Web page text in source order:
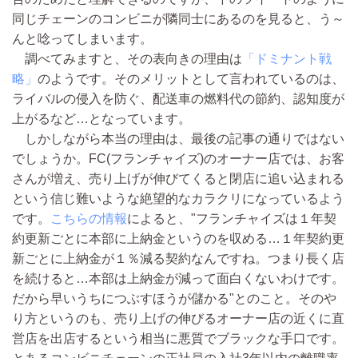
同じチェーンのコンビニが隣同士にあるのを見ると、う～
んと唸ってしまいます。
調べてみますと、その表向きの理由は 「ドミナント戦
略」 のようです。そのメリットとして言われているのは、
ライバルの侵入を防ぐ、配送車の燃料代の節約、認知度が
上がるなど…となっています。
しかしながら本当の理由は、最後の記事の通りではない
でしょうか。FC(フランチャイズ)のオーナー店では、お客
さんが増え、売り上げが伸びてくると閉店に追い込まれる
という信じ難いような絶望的なカラクリになっているよう
です。
こちらの情報によると、"フランチャイズは１年契
約更新ごとに本部に上納金というのを収める…１年契約更
新ごとに上納金が１％減る契約なんですね。つまり長く店
を続けると…本部は上納金が減って面白くないわけです。
だから早いうちにつぶすほうが儲かる"とのこと。そのや
り方というのも、売り上げの伸びるオーナー店の近くに直
営店を出店するという相当に悪質でブラックな手口です。